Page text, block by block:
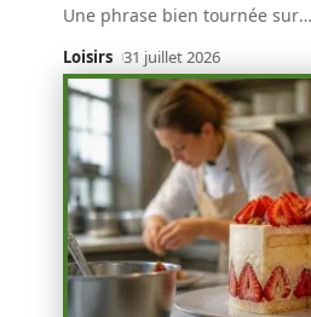
Une phrase bien tournée sur…
Loisirs 31 juillet 2026